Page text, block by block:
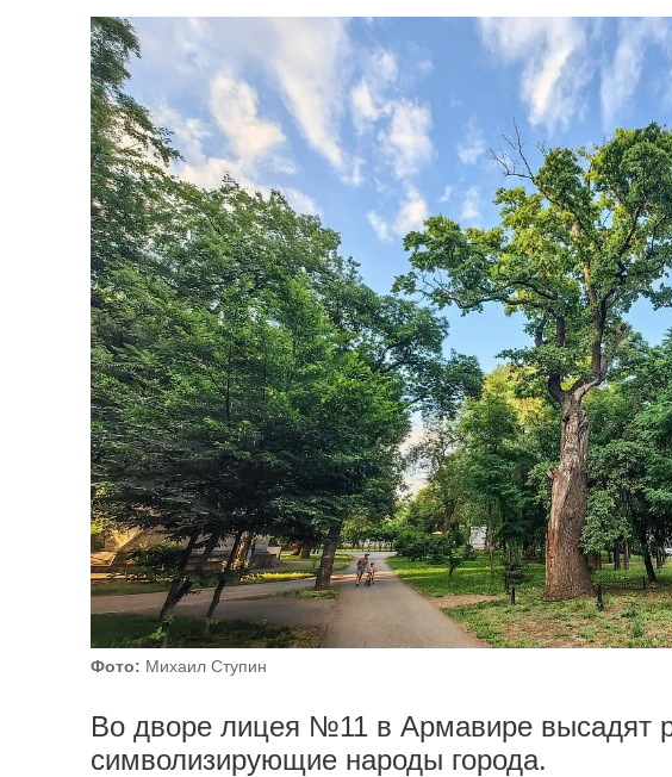
Фото: Михаил Ступин
Во дворе лицея №11 в Армавире высадят
символизирующие народы города.